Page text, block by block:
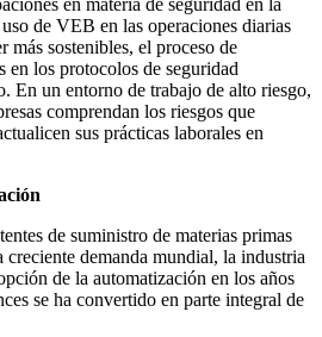
en materia de seguridad en la
de VEB en las operaciones diarias
más sostenibles, el proceso de
en los protocolos de seguridad
En un entorno de trabajo de alto riesgo,
comprendan los riesgos que
sus prácticas laborales en
de suministro de materias primas
creciente demanda mundial, la industria
de la automatización en los años
se ha convertido en parte integral de